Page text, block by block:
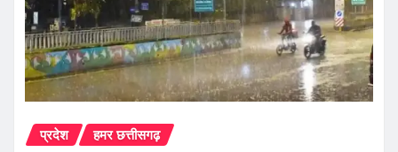
प्रदेश हमर छत्तीसगढ़